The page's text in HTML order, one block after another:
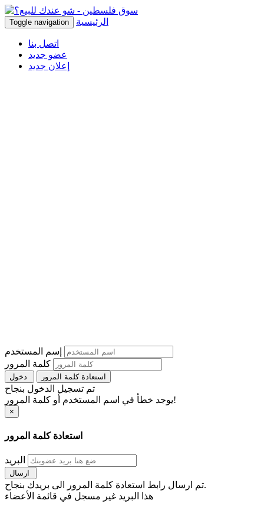
Toggle navigation الرئيسية
اتصل بنا
عضو جديد
إعلان جديد
إسم المستخدم
كلمة المرور
استعادة كلمة المرور
تم تسجيل الدخول بنجاح
يوجد خطأ في اسم المستخدم أو كلمة المرور!
×
استعادة كلمة المرور
البريد
تم ارسال رابط استعادة كلمة المرور الى بريدك بنجاح.
هذا البريد غير مسجل في قائمة الأعضاء